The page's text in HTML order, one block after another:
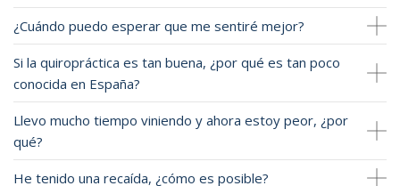
¿Cuándo puedo esperar que me sentiré mejor?
Si la quiropráctica es tan buena, ¿por qué es tan poco
conocida en España?
Llevo mucho tiempo viniendo y ahora estoy peor, ¿por
qué?
He tenido una recaída, ¿cómo es posible?